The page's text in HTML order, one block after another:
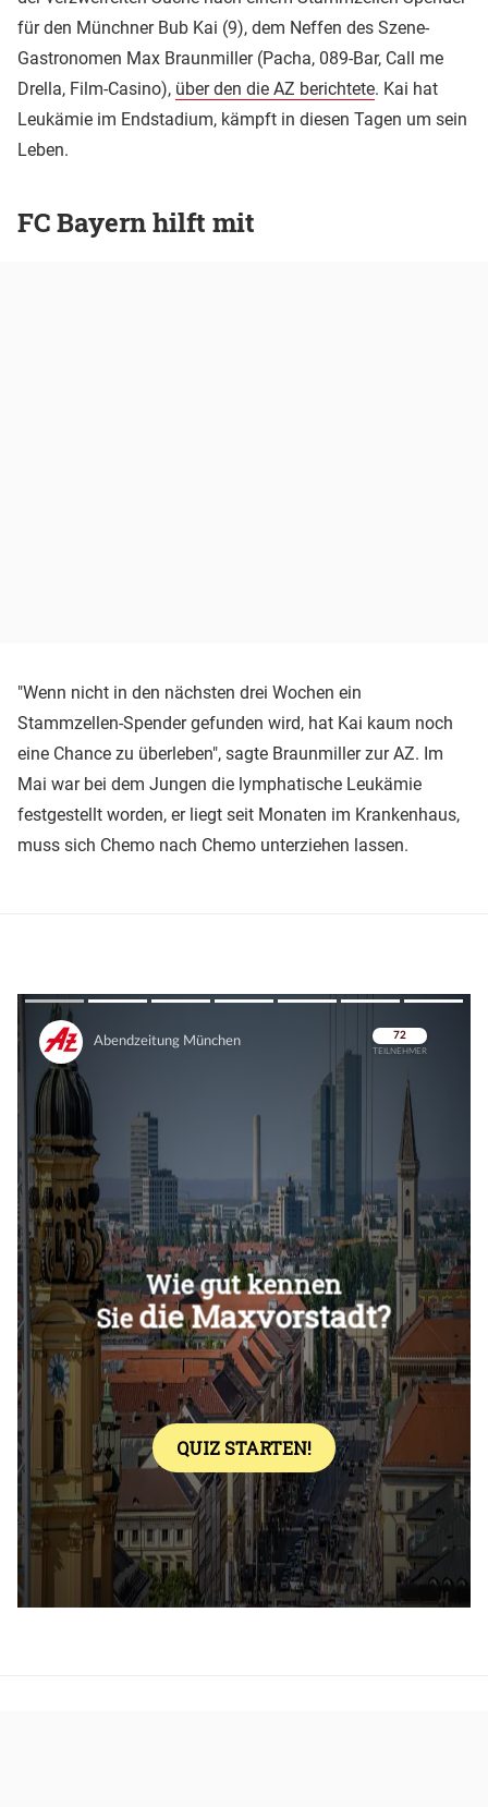
für den Münchner Bub Kai (9), dem Neffen des Szene-
Gastronomen Max Braunmiller (Pacha, 089-Bar, Call me
Drella, Film-Casino), über den die AZ berichtete. Kai hat
Leukämie im Endstadium, kämpft in diesen Tagen um sein
Leben.
FC Bayern hilft mit
"Wenn nicht in den nächsten drei Wochen ein
Stammzellen-Spender gefunden wird, hat Kai kaum noch
eine Chance zu überleben", sagte Braunmiller zur AZ. Im
Mai war bei dem Jungen die lymphatische Leukämie
festgestellt worden, er liegt seit Monaten im Krankenhaus,
muss sich Chemo nach Chemo unterziehen lassen.
Überspringen
Überspringen